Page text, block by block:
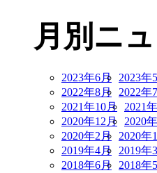
月別ニ
2023年6月 2023年
2022年8月
2022年
2021年10月
2021
2020年12月
2020
2020年2月
2020年
2019年4月
2019年
2018年6月
2018年